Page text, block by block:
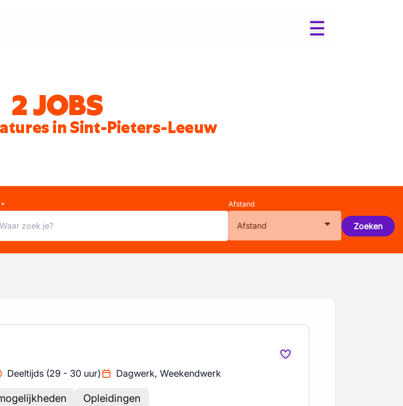
2 JOBS
in Sint-Pieters-Leeuw
Afstand
Afstand Zoeken
Deeltijds (29 - 30 uur) Dagwerk, Weekendwerk
Opleidingen